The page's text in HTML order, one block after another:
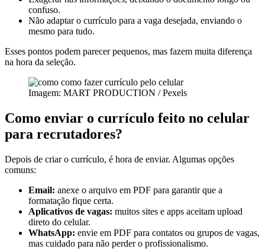
confuso.
Não adaptar o currículo para a vaga desejada, enviando o
mesmo para tudo.
Esses pontos podem parecer pequenos, mas fazem muita diferença
na hora da seleção.
Imagem: MART PRODUCTION / Pexels
Como enviar o currículo feito no celular
para recrutadores?
Depois de criar o currículo, é hora de enviar. Algumas opções
comuns:
Email: anexe o arquivo em PDF para garantir que a
formatação fique certa.
Aplicativos de vagas: muitos sites e apps aceitam upload
direto do celular.
WhatsApp: envie em PDF para contatos ou grupos de vagas,
mas cuidado para não perder o profissionalismo.